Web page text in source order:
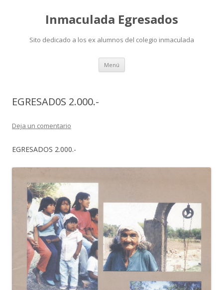
Inmaculada Egresados
Sito dedicado a los ex alumnos del colegio inmaculada
Menú Saltar
contenido
EGRESAD0S 2.000.-
Deja un comentario
EGRESADOS 2.000.-